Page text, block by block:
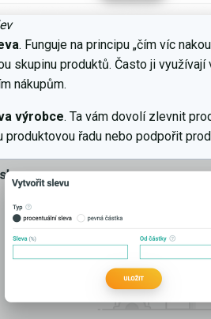
. Funguje na principu „čím víc
skupinu produktů. Často ji
nákupům.
výrobce. Ta vám dovolí zlevnit
produktovou řadu nebo podpořit